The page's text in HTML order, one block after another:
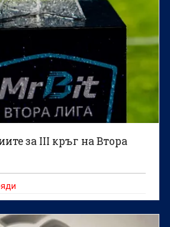
за III кръг на Втора